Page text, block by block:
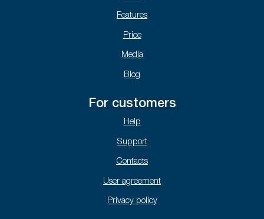
Features
Price
Media
Blog
For customers
Help
Support
Contacts
User agreement
Privacy policy